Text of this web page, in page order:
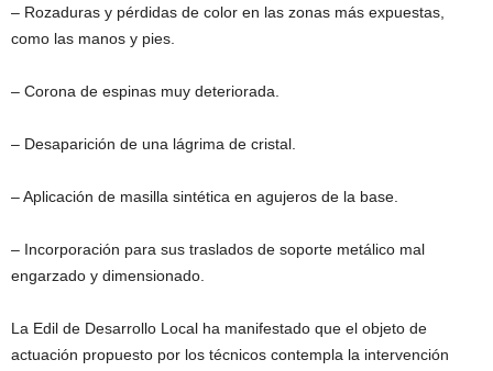
– Rozaduras y pérdidas de color en las zonas más expuestas,
como las manos y pies.
– Corona de espinas muy deteriorada.
– Desaparición de una lágrima de cristal.
– Aplicación de masilla sintética en agujeros de la base.
– Incorporación para sus traslados de soporte metálico mal
engarzado y dimensionado.
La Edil de Desarrollo Local ha manifestado que el objeto de
actuación propuesto por los técnicos contempla la intervención